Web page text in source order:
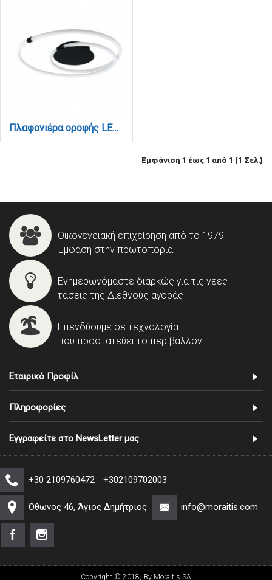
Πλαφονιέρα οροφής LED 40W 3000K από μαύρο μέταλλο και σωλήνα PVC D:60cm (42010)
Εμφάνιση 1 έως 1 από 1 (1 Σελ.)
Οικογενειακή επιχείρηση από το 1979
Έμφαση στην πρωτοπορία
Ενημερωνόμαστε διαρκώς για τις νέες
τάσεις της Διεθνούς αγοράς
Επενδύουμε σε τεχνολογία
που προστατεύει το περιβάλλον
Εταιρικό Προφίλ
Πληροφορίες
Εγγραφείτε στο NewsLetter μας
+30 2109760472 +302109702003
Όθωνος 46, Άγιος Δημήτριος info@moraitis.com
Copyright © 2018, By Moraitis SA